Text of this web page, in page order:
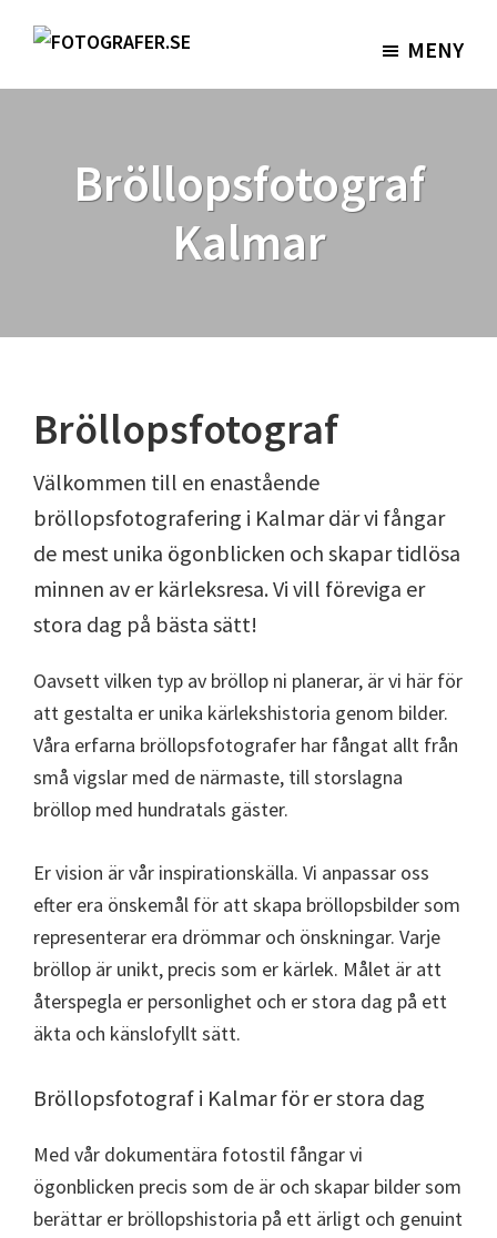
Fotografer.se MENY
Bröllopsfotograf
Kalmar
Bröllopsfotograf
Välkommen till en enastående
bröllopsfotografering i Kalmar där vi fångar
de mest unika ögonblicken och skapar tidlösa
minnen av er kärleksresa. Vi vill föreviga er
stora dag på bästa sätt!
Oavsett vilken typ av bröllop ni planerar, är vi här för
att gestalta er unika kärlekshistoria genom bilder.
Våra erfarna bröllopsfotografer har fångat allt från
små vigslar med de närmaste, till storslagna
bröllop med hundratals gäster.
Er vision är vår inspirationskälla. Vi anpassar oss
efter era önskemål för att skapa bröllopsbilder som
representerar era drömmar och önskningar. Varje
bröllop är unikt, precis som er kärlek. Målet är att
återspegla er personlighet och er stora dag på ett
äkta och känslofyllt sätt.
Bröllopsfotograf i Kalmar för er stora dag
Med vår dokumentära fotostil fångar vi
ögonblicken precis som de är och skapar bilder som
berättar er bröllopshistoria på ett ärligt och genuint